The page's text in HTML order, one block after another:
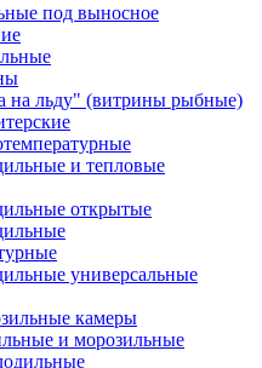
под выносное
на льду" (витрины рыбные)
и тепловые
открытые
универсальные
камеры
и морозильные